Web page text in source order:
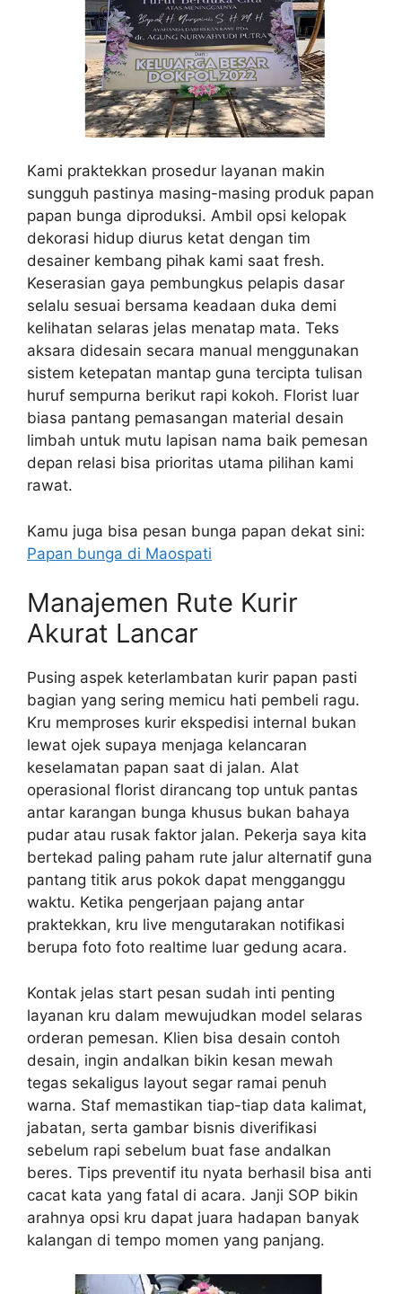
Kami praktekkan prosedur layanan makin
sungguh pastinya masing-masing produk papan
papan bunga diproduksi. Ambil opsi kelopak
dekorasi hidup diurus ketat dengan tim
desainer kembang pihak kami saat fresh.
Keserasian gaya pembungkus pelapis dasar
selalu sesuai bersama keadaan duka demi
kelihatan selaras jelas menatap mata. Teks
aksara didesain secara manual menggunakan
sistem ketepatan mantap guna tercipta tulisan
huruf sempurna berikut rapi kokoh. Florist luar
biasa pantang pemasangan material desain
limbah untuk mutu lapisan nama baik pemesan
depan relasi bisa prioritas utama pilihan kami
rawat.
Kamu juga bisa pesan bunga papan dekat sini:
Papan bunga di Maospati
Manajemen Rute Kurir
Akurat Lancar
Pusing aspek keterlambatan kurir papan pasti
bagian yang sering memicu hati pembeli ragu.
Kru memproses kurir ekspedisi internal bukan
lewat ojek supaya menjaga kelancaran
keselamatan papan saat di jalan. Alat
operasional florist dirancang top untuk pantas
antar karangan bunga khusus bukan bahaya
pudar atau rusak faktor jalan. Pekerja saya kita
bertekad paling paham rute jalur alternatif guna
pantang titik arus pokok dapat mengganggu
waktu. Ketika pengerjaan pajang antar
praktekkan, kru live mengutarakan notifikasi
berupa foto foto realtime luar gedung acara.
Kontak jelas start pesan sudah inti penting
layanan kru dalam mewujudkan model selaras
orderan pemesan. Klien bisa desain contoh
desain, ingin andalkan bikin kesan mewah
tegas sekaligus layout segar ramai penuh
warna. Staf memastikan tiap-tiap data kalimat,
jabatan, serta gambar bisnis diverifikasi
sebelum rapi sebelum buat fase andalkan
beres. Tips preventif itu nyata berhasil bisa anti
cacat kata yang fatal di acara. Janji SOP bikin
arahnya opsi kru dapat juara hadapan banyak
kalangan di tempo momen yang panjang.